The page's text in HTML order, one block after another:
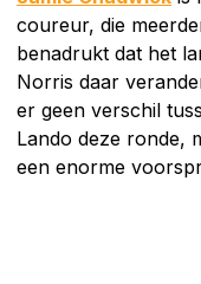
coureur, die
benadrukt dat het
Norris daar
er geen verschil
Lando deze ronde,
een enorme